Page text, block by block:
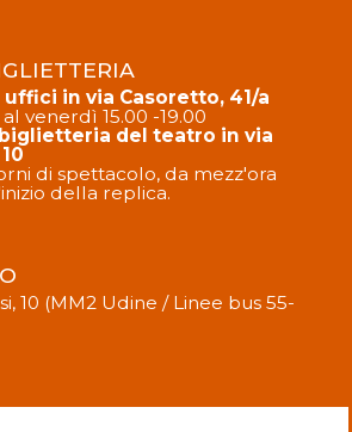
uffici in via Casoretto, 41/a
venerdì 15.00 -19.00
del teatro in via
di spettacolo, da mezz'ora
della replica.
10 (MM2 Udine / Linee bus 55-